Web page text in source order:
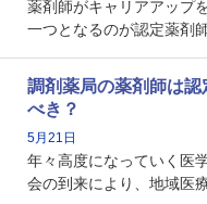
薬剤師がキャリアアップ
一つとなるのが認定薬剤
という声を聞いたことが
本記事では、認定薬剤師
れる理由や、取得するメ
アへの影響を解説します。
調剤薬局の薬剤師は
べき？
5月21日
年々高度になっていく医
会の到来により、地域医